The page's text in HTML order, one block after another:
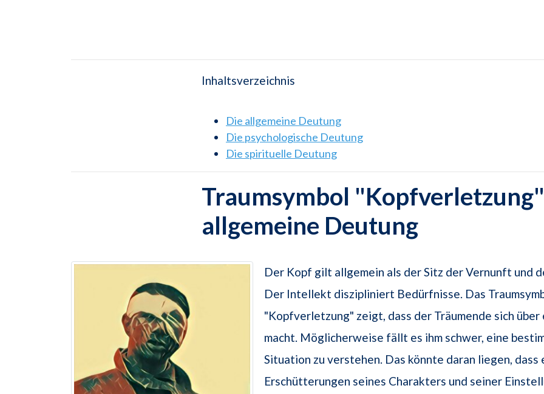
Inhaltsverzeichnis
Die allgemeine Deutung
Die psychologische Deutung
Die spirituelle Deutung
Traumsymbol
allgemeine Deutung
Der Kopf gilt allgemein als der Sitz der Vernunft und
Der Intellekt diszipliniert Bedürfnisse. Das
"Kopfverletzung" zeigt, dass der Träumende sich über
macht. Möglicherweise fällt es ihm schwer, eine
Situation zu verstehen. Das könnte daran liegen, dass
Erschütterungen seines Charakters und seiner